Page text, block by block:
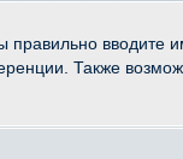
Также